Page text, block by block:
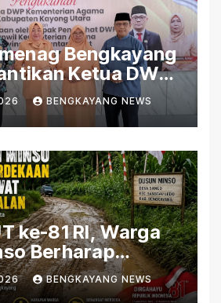
Bengkayang
Ketua DWP
Utara,
Organisasi
BENGKAYANG NEWS
ke-81 RI, Warga
Berharap
Juga Hadir
Jalan
BENGKAYANG NEWS